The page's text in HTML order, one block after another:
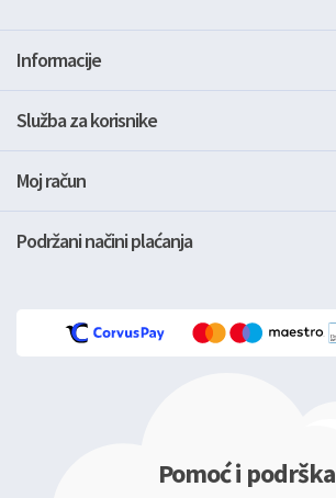
Informacije
Služba za korisnike
Moj račun
Podržani načini plaćanja
Pomoć i podrška